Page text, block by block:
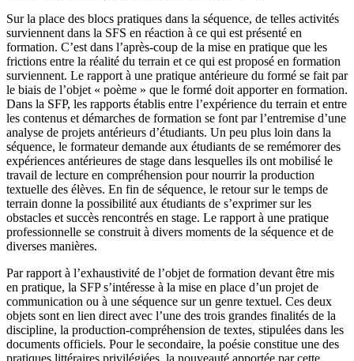
Sur la place des blocs pratiques dans la séquence, de telles activités
surviennent dans la SFS en réaction à ce qui est présenté en
formation. C’est dans l’après-coup de la mise en pratique que les
frictions entre la réalité du terrain et ce qui est proposé en formation
surviennent. Le rapport à une pratique antérieure du formé se fait par
le biais de l’objet « poème » que le formé doit apporter en formation.
Dans la SFP, les rapports établis entre l’expérience du terrain et entre
les contenus et démarches de formation se font par l’entremise d’une
analyse de projets antérieurs d’étudiants. Un peu plus loin dans la
séquence, le formateur demande aux étudiants de se remémorer des
expériences antérieures de stage dans lesquelles ils ont mobilisé le
travail de lecture en compréhension pour nourrir la production
textuelle des élèves. En fin de séquence, le retour sur le temps de
terrain donne la possibilité aux étudiants de s’exprimer sur les
obstacles et succès rencontrés en stage. Le rapport à une pratique
professionnelle se construit à divers moments de la séquence et de
diverses manières.
Par rapport à l’exhaustivité de l’objet de formation devant être mis
en pratique, la SFP s’intéresse à la mise en place d’un projet de
communication ou à une séquence sur un genre textuel. Ces deux
objets sont en lien direct avec l’une des trois grandes finalités de la
discipline, la production-compréhension de textes, stipulées dans les
documents officiels. Pour le secondaire, la poésie constitue une des
pratiques littéraires privilégiées, la nouveauté apportée par cette